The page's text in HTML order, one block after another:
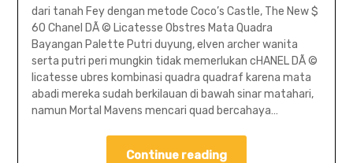
dari tanah Fey dengan metode Coco’s Castle, The New $
60 Chanel DÃ © Licatesse Obstres Mata Quadra
Bayangan Palette Putri duyung, elven archer wanita
serta putri peri mungkin tidak memerlukan cHANEL DÃ ©
licatesse ubres kombinasi quadra quadraf karena mata
abadi mereka sudah berkilauan di bawah sinar matahari,
namun Mortal Mavens mencari quad bercahaya…
Continue reading